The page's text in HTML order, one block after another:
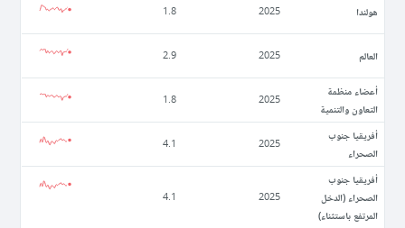
ھولندا 2025
1.8
العالم 2025
2.9
أعضاء منظمة
التعاون والتنمية
2025
1.8
أفريقيا جنوب
الصحراء
2025
4.1
أفريقيا جنوب
الصحراء (الدخل
المرتفع باستثناء)
2025
4.1